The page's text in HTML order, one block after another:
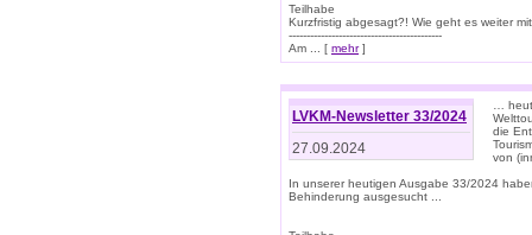
Teilhabe
Kurzfristig abgesagt?! Wie geht es weiter
-------------------------------------------
Am ... [ mehr]
LVKM-Newsletter 33/2024
27.09.2024
…
die
von
In unserer heutigen Ausgabe 33/2024
Behinderung ausgesucht ...